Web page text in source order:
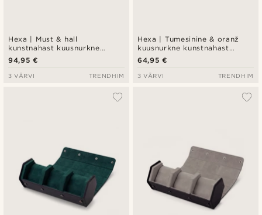
Hexa | Must & hall
kunstnahast kuusnurkne
kellakarp - 6 kella
94,95 €
3 VÄRVI TRENDHIM
Hexa | Tumesinine & oranž
kuusnurkne kunstnahast
kellakarp- 3 kella
64,95 €
3 VÄRVI TRENDHIM